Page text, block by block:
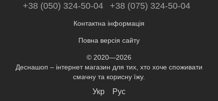
+38 (050) 324-50-04 +38 (075) 324-50-04
Контактна інформація
Повна версія сайту
© 2020—2026
Деснашоп – інтернет магазин для тих, хто хоче споживати
смачну та корисну їжу.
Укр Рус